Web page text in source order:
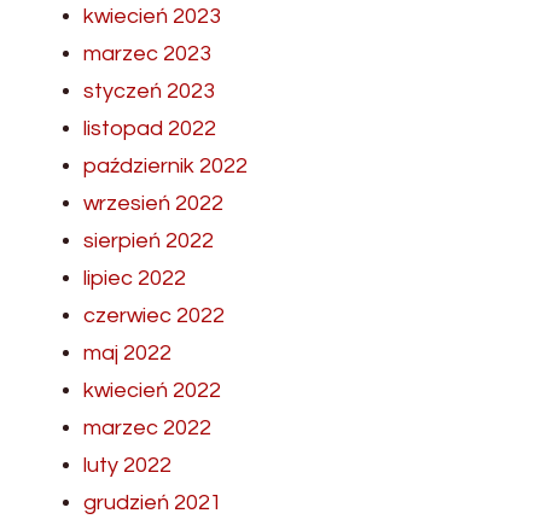
kwiecień 2023
marzec 2023
styczeń 2023
listopad 2022
październik 2022
wrzesień 2022
sierpień 2022
lipiec 2022
czerwiec 2022
maj 2022
kwiecień 2022
marzec 2022
luty 2022
grudzień 2021